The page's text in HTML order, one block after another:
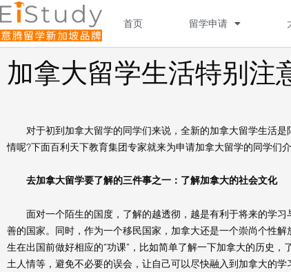
Skip
to
content
首页 留学申请
加拿大留学生活特别注
对于初到加拿大留学的同学们来说，全新的加拿大留学生活是
情呢?下面百利天下教育集团专家就来为申请加拿大留学的同学们
去加拿大留学要了解的三件事之一：了解加拿大的社会文化
面对一个陌生的国度，了解的越透彻，越是有利于将来的学习
善的国家。同时，作为一个移民国家，加拿大还是一个崇尚个性
生在出国前做好相应的“功课”，比如简单了解一下加拿大的历史
土人情等，避免不必要的误会，让自己可以尽快融入到加拿大的学